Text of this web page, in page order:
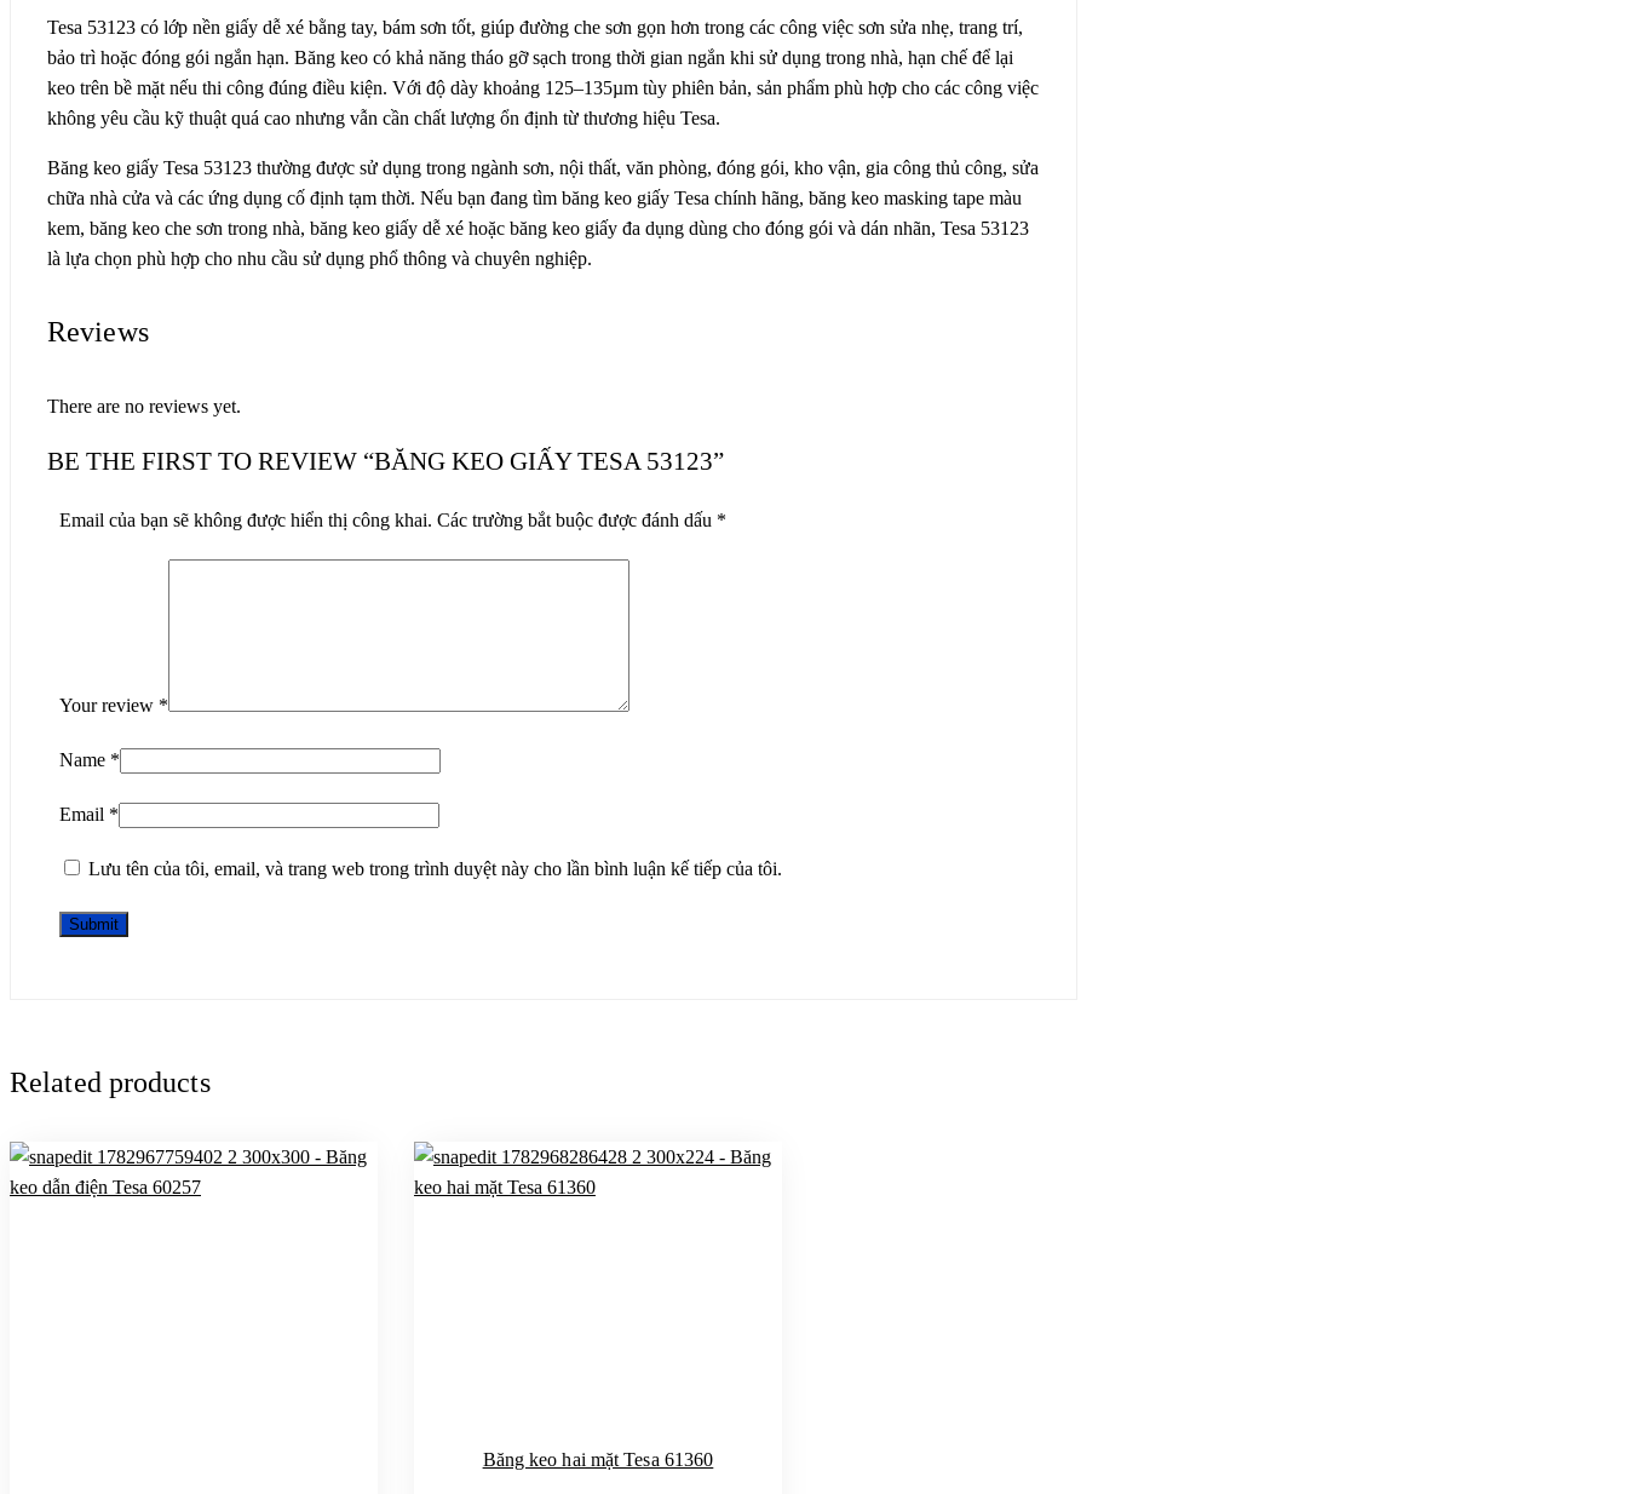
Tesa 53123 có lớp nền giấy dễ xé bằng tay, bám sơn tốt, giúp đường che sơn gọn hơn trong các công việc sơn sửa nhẹ, trang trí,
bảo trì hoặc đóng gói ngắn hạn. Băng keo có khả năng tháo gỡ sạch trong thời gian ngắn khi sử dụng trong nhà, hạn chế để lại
keo trên bề mặt nếu thi công đúng điều kiện. Với độ dày khoảng 125–135µm tùy phiên bản, sản phẩm phù hợp cho các công việc
không yêu cầu kỹ thuật quá cao nhưng vẫn cần chất lượng ổn định từ thương hiệu Tesa.
Băng keo giấy Tesa 53123 thường được sử dụng trong ngành sơn, nội thất, văn phòng, đóng gói, kho vận, gia công thủ công, sửa
chữa nhà cửa và các ứng dụng cố định tạm thời. Nếu bạn đang tìm băng keo giấy Tesa chính hãng, băng keo masking tape màu
kem, băng keo che sơn trong nhà, băng keo giấy dễ xé hoặc băng keo giấy đa dụng dùng cho đóng gói và dán nhãn, Tesa 53123
là lựa chọn phù hợp cho nhu cầu sử dụng phổ thông và chuyên nghiệp.
Reviews
There are no reviews yet.
BE THE FIRST TO REVIEW “BĂNG KEO GIẤY TESA 53123”
Email của bạn sẽ không được hiển thị công khai. Các trường bắt buộc được đánh dấu *
Your review *
Name *
Email *
Lưu tên của tôi, email, và trang web trong trình duyệt này cho lần bình luận kế tiếp của tôi.
Related products
Băng keo hai mặt Tesa 61360